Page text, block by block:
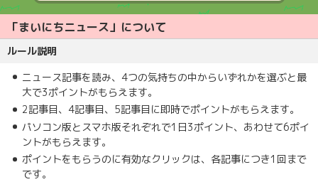
「まいにちニュース」について
ルール説明
ニュース記事を読み、4つの気持ちの中からいずれかを選ぶと最
大で3ポイントがもらえます。
2記事目、4記事目、5記事目に即時でポイントがもらえます。
パソコン版とスマホ版それぞれで1日3ポイント、あわせて6ポイ
ントがもらえます。
ポイントをもらうのに有効なクリックは、各記事につき1回まで
です。